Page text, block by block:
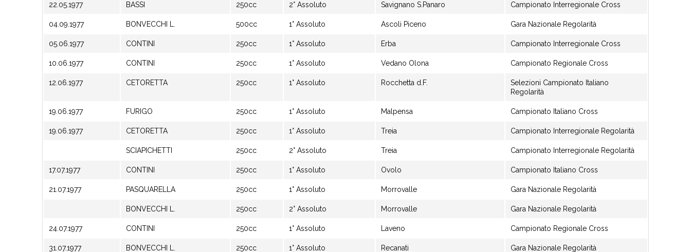
22.05.1977 BASSI 250cc 2° Assoluto Savignano S.Panaro Campionato Interregionale Cross
04.09.1977 BONVECCHI L. 500cc 1° Assoluto Ascoli Piceno Gara Nazionale Regolarità
05.06.1977 CONTINI 250cc 1° Assoluto Erba Campionato Interregionale Cross
10.06.1977 CONTINI 250cc 1° Assoluto Vedano Olona Campionato Regionale Cross
12.06.1977 CETORETTA 250cc 1° Assoluto Rocchetta d.F.
Selezioni Campionato Italiano
Regolarità
19.06.1977 FURIGO 250cc 1° Assoluto Malpensa Campionato Italiano Cross
19.06.1977 CETORETTA 250cc 1° Assoluto Treia Campionato Interregionale Regolarità
SCIAPICHETTI 250cc 2° Assoluto Treia Campionato Interregionale Regolarità
17.07.1977 CONTINI 250cc 1° Assoluto Ovolo Campionato Italiano Cross
21.07.1977 PASQUARELLA 250cc 1° Assoluto Morrovalle Gara Nazionale Regolarità
BONVECCHI L. 250cc 2° Assoluto Morrovalle Gara Nazionale Regolarità
24.07.1977 CONTINI 250cc 1° Assoluto Laveno Campionato Regionale Cross
31.07.1977 BONVECCHI L. 250cc 1° Assoluto Recanati Gara Nazionale Regolarità